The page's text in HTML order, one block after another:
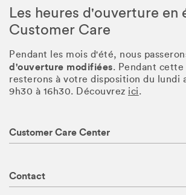
Les heures d'ouverture en
Customer Care
Pendant les mois d'été, nous
d'ouverture modifiées. Pendant
resterons à votre disposition du lundi
9h30 à 16h30. Découvrez ici.
Customer Care Center
Contact